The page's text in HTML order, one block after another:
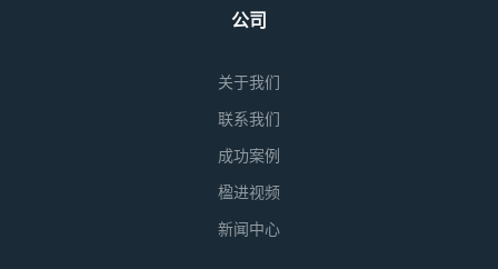
公司
关于我们
联系我们
成功案例
楹进视频
新闻中心